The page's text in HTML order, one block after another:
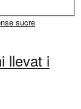
llevat i